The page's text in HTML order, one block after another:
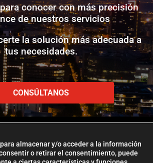
conocer con más precisión
de nuestros servicios
la solución más adecuada a
tus necesidades.
CONSÚLTANOS
almacenar y/o acceder a la información
o retirar el consentimiento, puede